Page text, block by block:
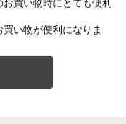
買い物時にとても便利
い物が便利になりま